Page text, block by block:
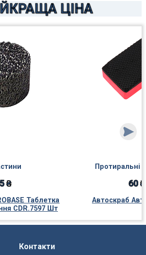
ЦІНА
₴
Таблетка
CDR.7597 Шт
Протиральні
60 ₴
Автоскраб
Контакти